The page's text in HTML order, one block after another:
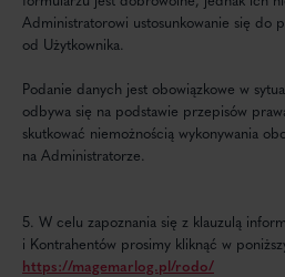
Administratorowi ustosunkowanie się do
od Użytkownika.
Podanie danych jest obowiązkowe w
odbywa się na podstawie przepisów
skutkować niemożnością wykonywania
na Administratorze.
5. W celu zapoznania się z klauzulą
i Kontrahentów prosimy kliknąć w
https://magemarlog.pl/rodo/